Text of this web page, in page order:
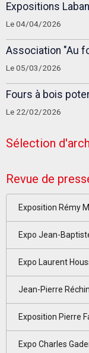
Expositions
Le 04/04/2026
Association "Au
Le 05/03/2026
Fours à bois
Le 22/02/2026
Sélection
Revue de
Exposition Rémy
Expo Jean-
Expo Laurent
Jean-Pierre
Exposition Pierre
Expo Charles